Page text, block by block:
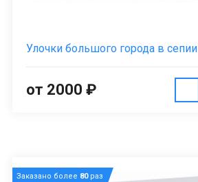
Улочки большого города в сепии
от 2000 ₽
Заказано более 80раз